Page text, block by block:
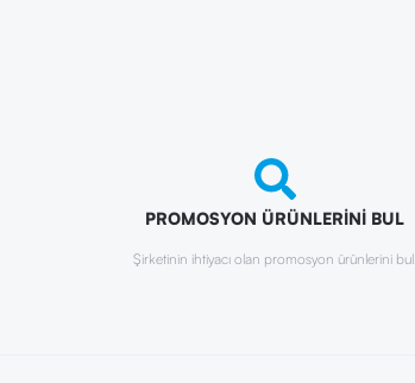
PROMOSYON ÜRÜNLERİNİ BUL
Şirketinin ihtiyacı olan promosyon ürünlerini bul.